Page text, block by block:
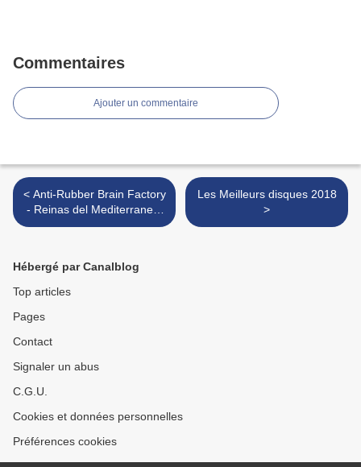
Commentaires
Ajouter un commentaire
< Anti-Rubber Brain Factory
- Reinas del Mediterraneo,
Grèce vol. 1
Les Meilleurs disques 2018
>
Hébergé par Canalblog
Top articles
Pages
Contact
Signaler un abus
C.G.U.
Cookies et données personnelles
Préférences cookies